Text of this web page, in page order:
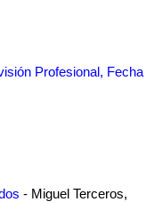
Profesional, Fecha
- Miguel Terceros,